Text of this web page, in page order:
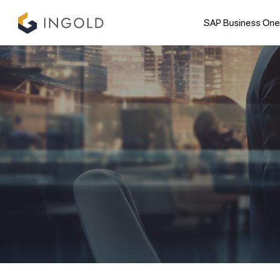
SAP Business One